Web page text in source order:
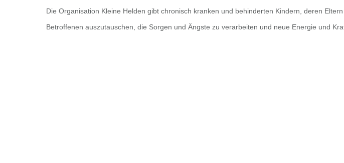
Die Organisation Kleine Helden gibt chronisch kranken und behinderten Kindern, deren
Betroffenen auszutauschen, die Sorgen und Ängste zu verarbeiten und neue Energie und